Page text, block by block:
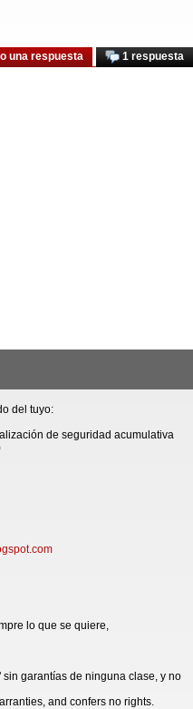
1 respuesta
una respuesta
del tuyo:
de seguridad acumulativa
lo que se quiere,
garantías de ninguna clase, y no
and confers no rights.